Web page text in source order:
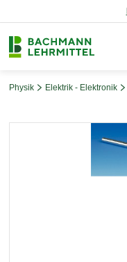
Physik Elektrik - Elektronik